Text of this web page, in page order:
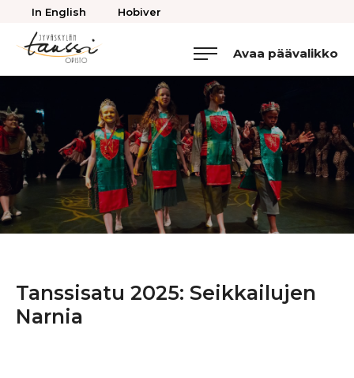
Takaisin
In English Hobiver
Jyväskylän
Tanssiopisto
Avaa päävalikko
Tanssisatu 2025: Seikkailujen
Narnia